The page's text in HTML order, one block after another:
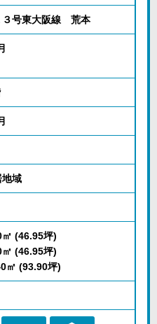
３号東大阪線 荒本
域
(46.95坪)
(46.95坪)
㎡ (93.90坪)